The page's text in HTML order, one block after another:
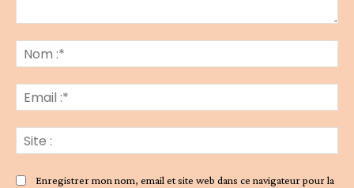
:*
:*
:
Enregistrer mon nom, email et site web dans ce navigateur pour la